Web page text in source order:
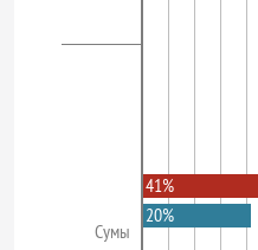
Сумы
41%
20%